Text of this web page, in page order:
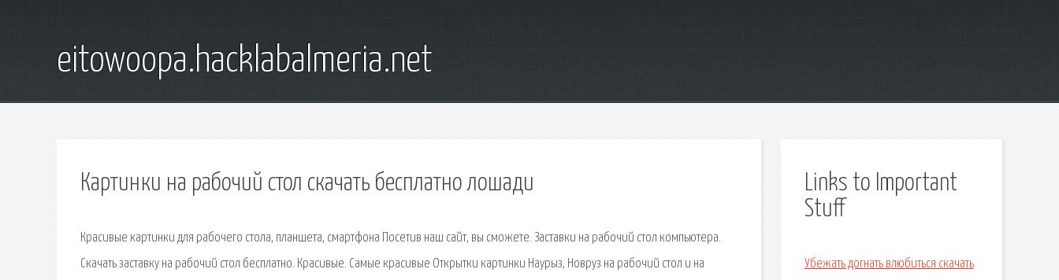
eitowoopa.hacklabalmeria.net
Картинки на рабочий стол скачать бесплатно лошади
Красивые картинки для рабочего стола, планшета, смартфона Посетив наш сайт, вы сможете. Заставки на рабочий стол компьютера.
Скачать заставку на рабочий стол бесплатно. Красивые. Самые красивые Открытки картинки Наурыз, Новруз на рабочий стол и на
Links to Important
Stuff
Убежать догнать влюбиться скачать